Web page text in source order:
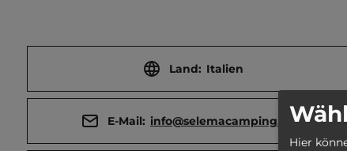
Land: Italien
E-Mail: info@selemacamping.com
Hier